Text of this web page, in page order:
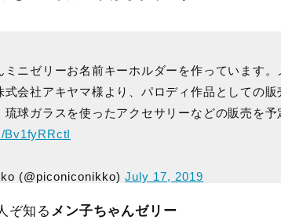
ミニゼリーお名前キーホルダーを作っています
式会社アキヤマ様より、パロディ作品としての
球ガラスを使ったアクセサリーなどの販売を予
Bv1fyRRctI
(@piconiconikko)July 17, 2019
ぞ知る メン子ちゃんゼリー